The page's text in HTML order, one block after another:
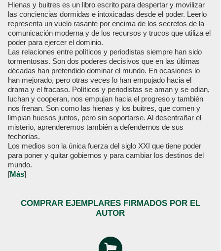
Hienas y buitres es un libro escrito para despertar y movilizar
las conciencias dormidas e intoxicadas desde el poder. Leerlo
representa un vuelo rasante por encima de los secretos de la
comunicación moderna y de los recursos y trucos que utiliza el
poder para ejercer el dominio.
Las relaciones entre políticos y periodistas siempre han sido
tormentosas. Son dos poderes decisivos que en las últimas
décadas han pretendido dominar el mundo. En ocasiones lo
han mejorado, pero otras veces lo han empujado hacia el
drama y el fracaso. Políticos y periodistas se aman y se odian,
luchan y cooperan, nos empujan hacia el progreso y también
nos frenan. Son como las hienas y los buitres, que comen y
limpian huesos juntos, pero sin soportarse. Al desentrañar el
misterio, aprenderemos también a defendernos de sus
fechorías.
Los medios son la única fuerza del siglo XXI que tiene poder
para poner y quitar gobiernos y para cambiar los destinos del
mundo.
[Más]
COMPRAR EJEMPLARES FIRMADOS POR EL
AUTOR